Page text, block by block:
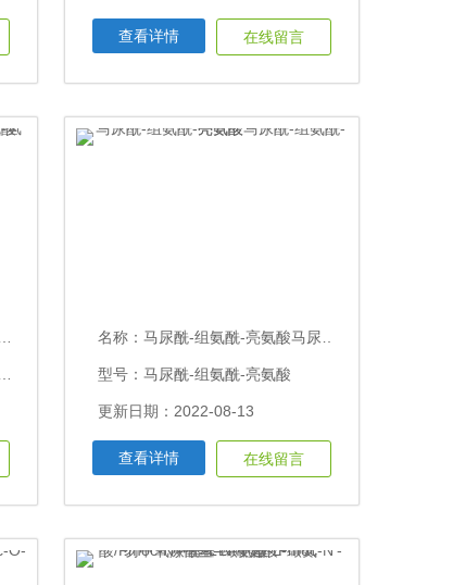
查看详情 在线留言
名称： 马尿酰-组氨酰-亮氨酸马尿酰-组氨酰-亮氨酸
型号：马尿酰-组氨酰-亮氨酸
更新日期：2022-08-13
查看详情 在线留言